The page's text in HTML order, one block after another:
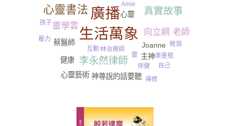
廣播
生活萬象
心靈書法
李永然律師
真實故事
靈學雲
向立綱 老師
心靈
Joanne
神尊說的話要聽
蔡醫師
主神
健康
心靈藝術
林治療師
保健
聿墨翡
互動
孩子
微漪
靈
禪修
自己
壓力
Amie